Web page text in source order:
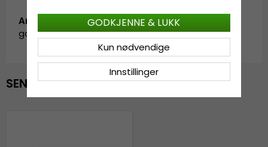
Artikkel-ID:
garda.preston.fedora.black-2
SENEST VISTE
Innstillinger
Kun nødvendige
GODKJENNE & LUKK